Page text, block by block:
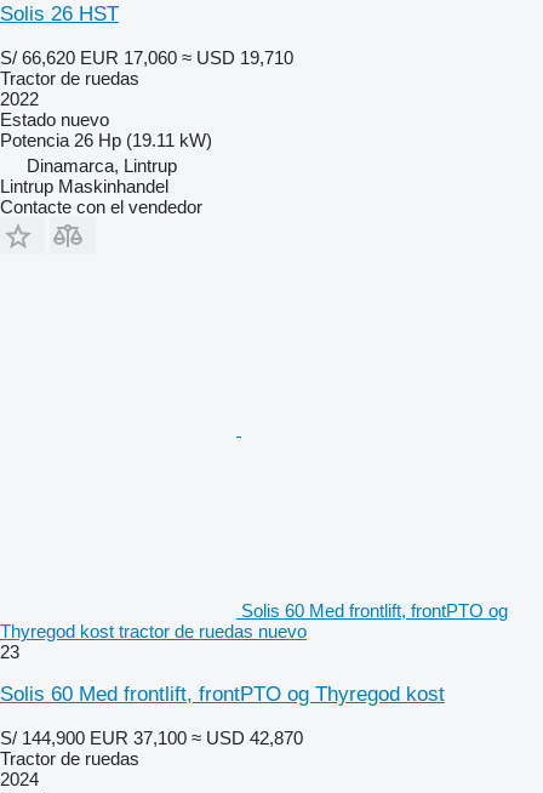
Solis 26 HST
S/ 66,620 EUR 17,060 ≈ USD 19,710
Tractor de ruedas
2022
Estado nuevo
Potencia 26 Hp (19.11 kW)
Dinamarca, Lintrup
Lintrup Maskinhandel
Contacte con el vendedor
Solis 60 Med frontlift, frontPTO og
Thyregod kost tractor de ruedas nuevo
23
Solis 60 Med frontlift, frontPTO og Thyregod kost
S/ 144,900 EUR 37,100 ≈ USD 42,870
Tractor de ruedas
2024